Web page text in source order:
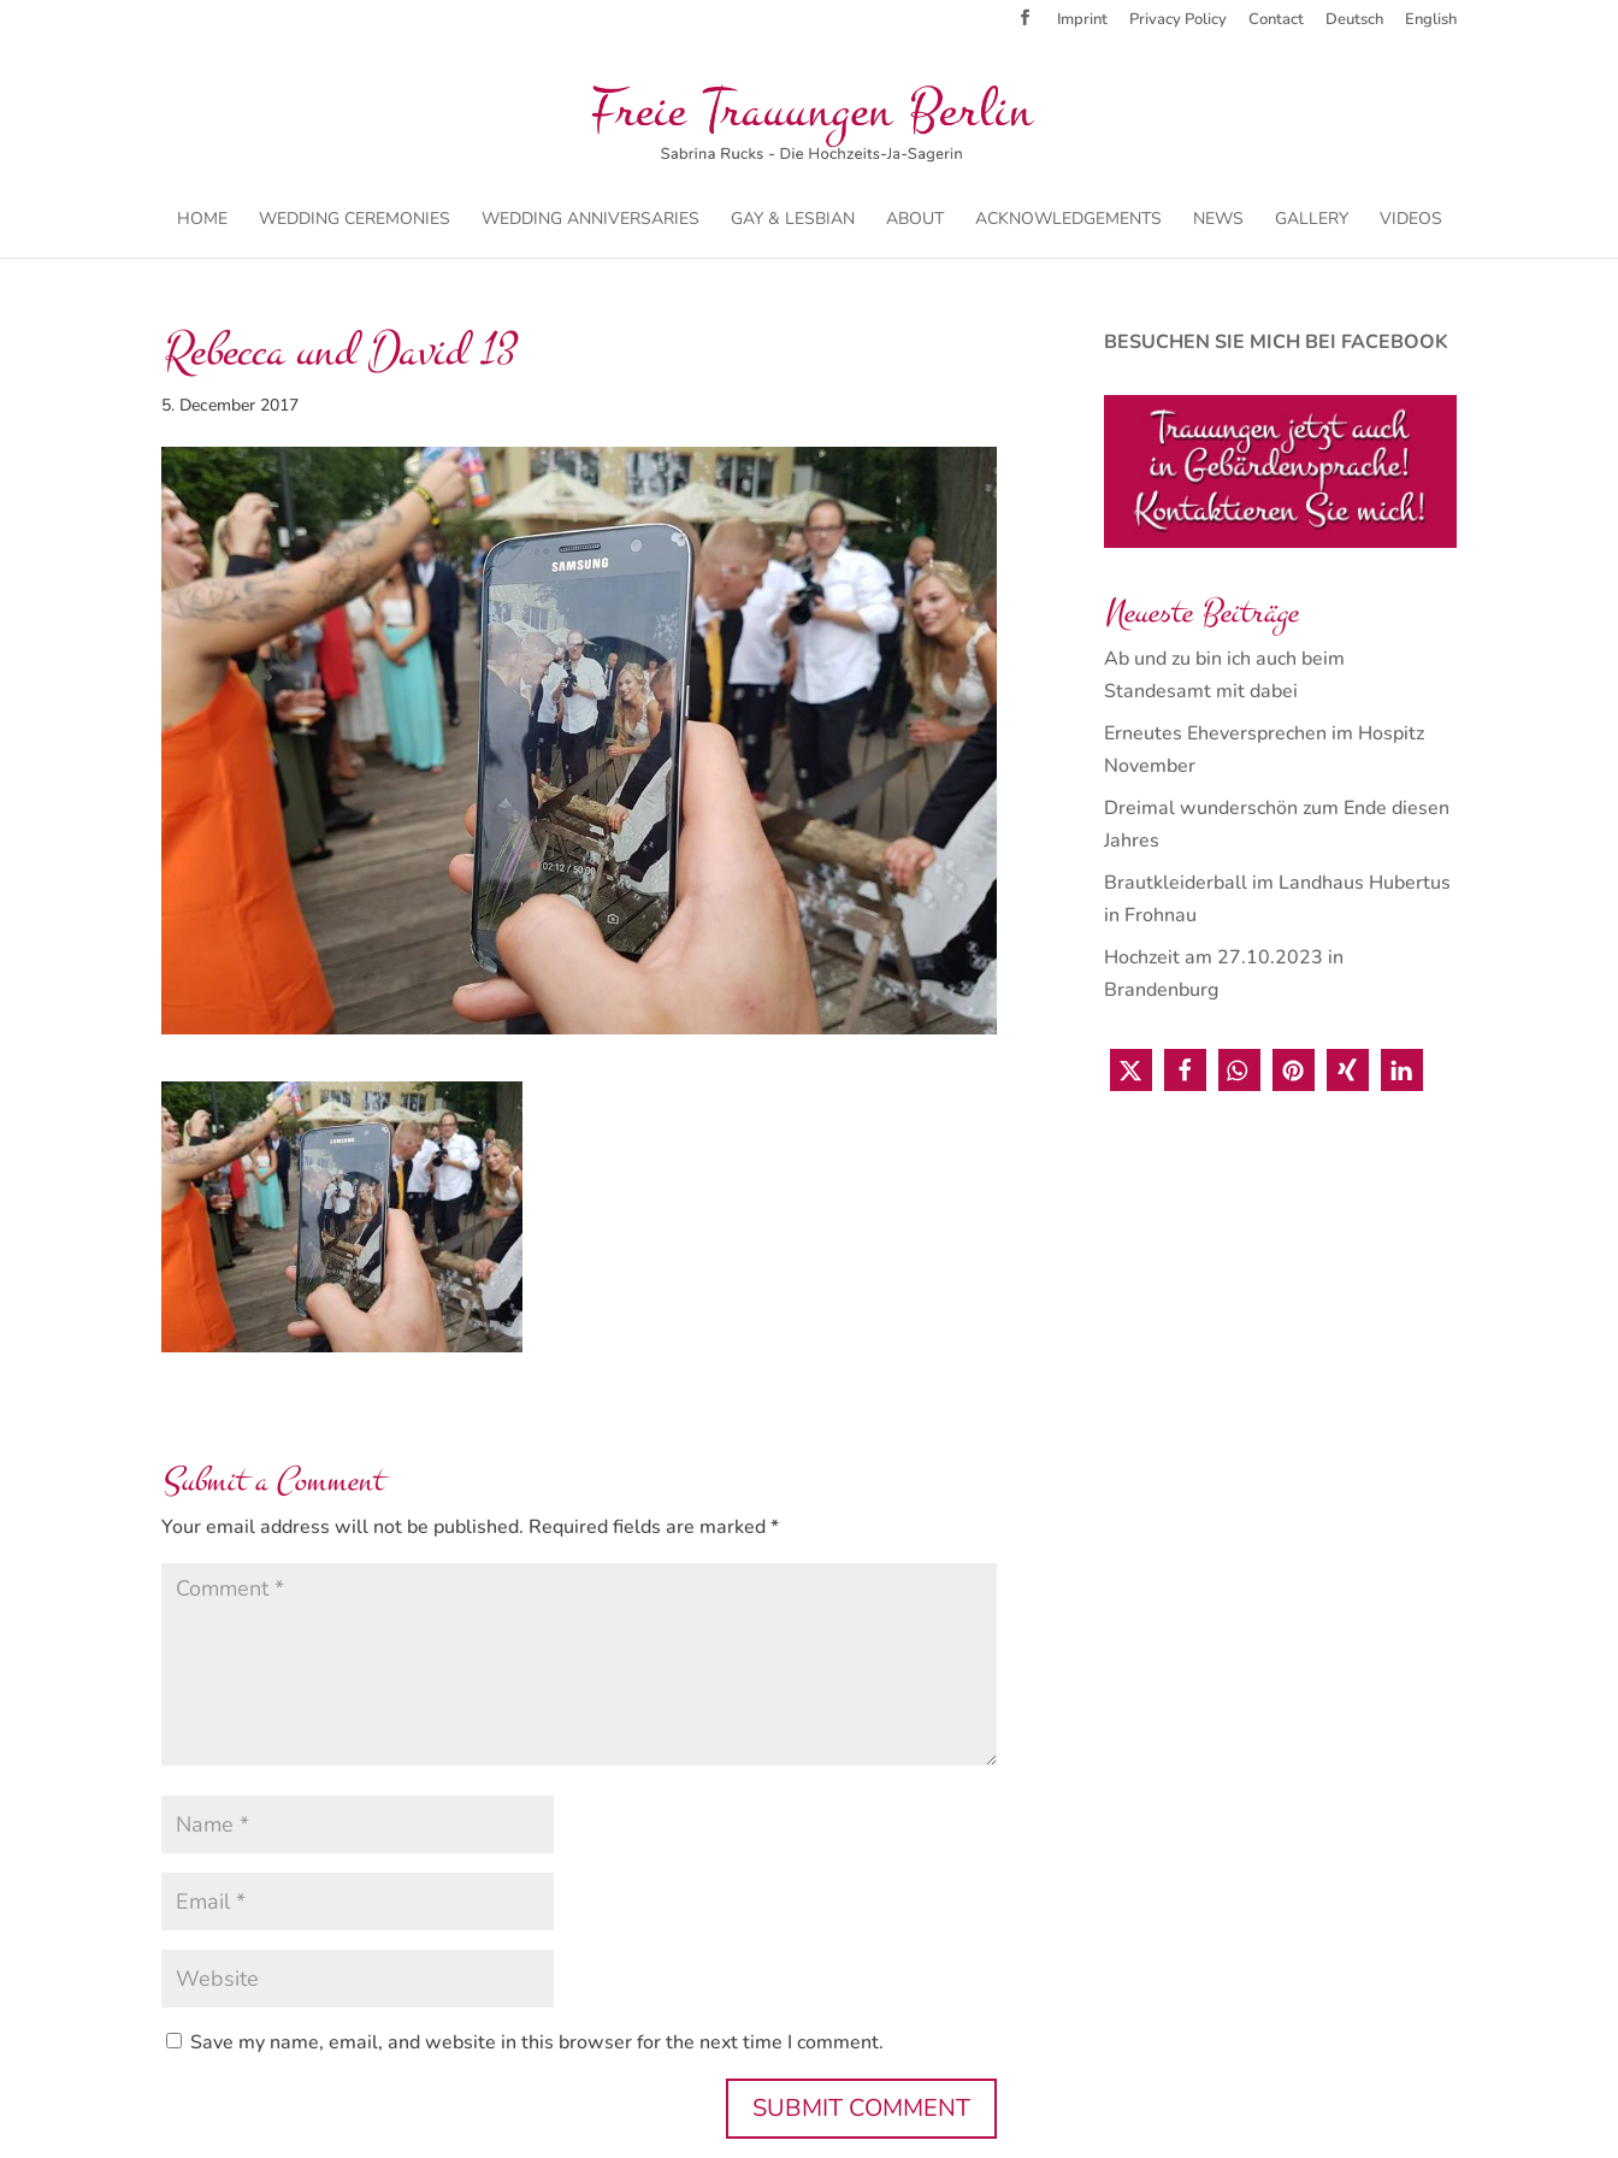
Imprint Privacy Policy Contact Deutsch English
HOME WEDDING CEREMONIES WEDDING ANNIVERSARIES GAY & LESBIAN ABOUT ACKNOWLEDGEMENTS NEWS GALLERY VIDEOS
Rebecca und David 13
5. December 2017
Submit a Comment
Your email address will not be published. Required fields are marked*
Save my name, email, and website in this browser for the next time I comment.
BESUCHEN SIE MICH BEI FACEBOOK
Neueste Beiträge
Ab und zu bin ich auch beim
Standesamt mit dabei
Erneutes Eheversprechen im Hospitz
November
Dreimal wunderschön zum Ende diesen
Jahres
Brautkleiderball im Landhaus Hubertus
in Frohnau
Hochzeit am 27.10.2023 in
Brandenburg